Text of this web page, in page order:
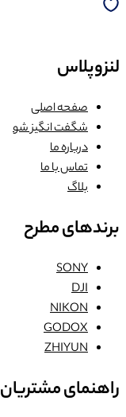
لنزوپلاس
صفحه اصلی
شگفت انگیز شو
درباره ما
تماس با ما
بلاگ
برندهای مطرح
SONY
DJI
NIKON
GODOX
ZHIYUN
راهنمای مشتریان